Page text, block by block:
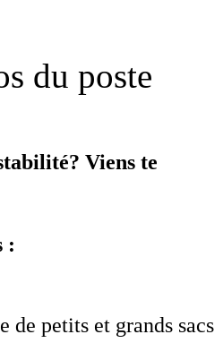
du poste
Viens te
:
de petits et grands sacs